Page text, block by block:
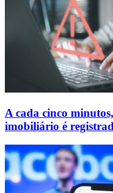
A cada cinco
imobiliário é